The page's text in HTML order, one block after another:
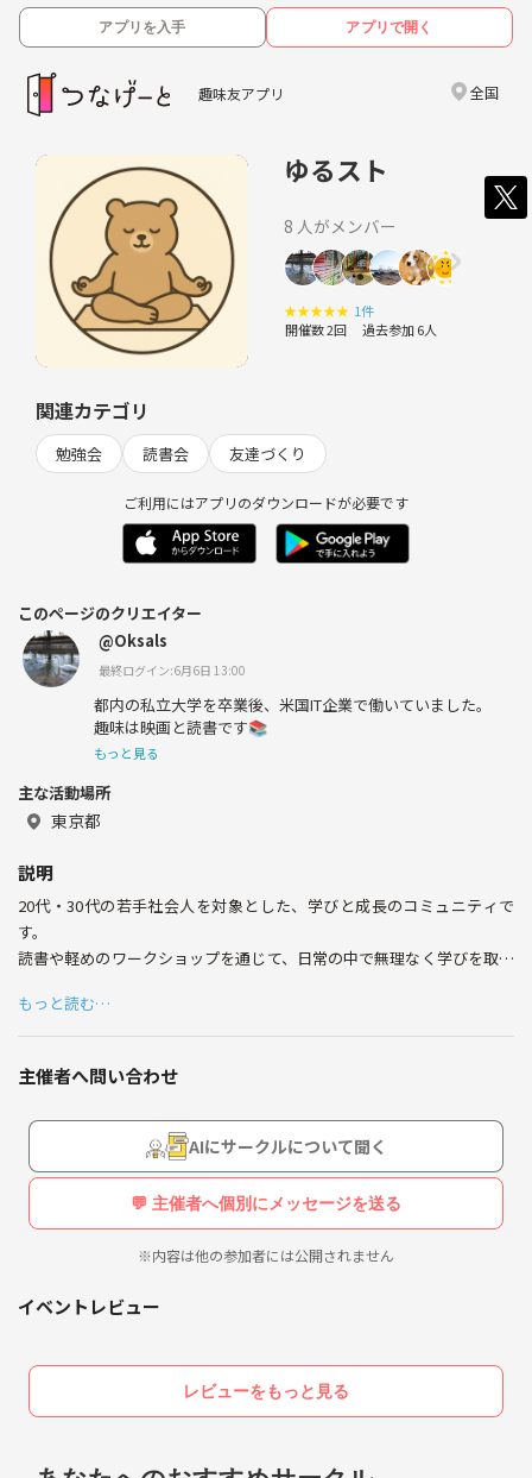
アプリを入手 アプリで開く
趣味友アプリ 全国
ゆるスト
8 人がメンバー
★★★★★ 1件
開催数 2回 過去参加 6人
関連カテゴリ
勉強会 読書会 友達づくり
ご利用にはアプリのダウンロードが必要です
このページのクリエイター
@Oksals
最終ログイン:6月6日 13:00
都内の私立大学を卒業後、米国IT企業で働いていました。
趣味は映画と読書です📚
もっと見る
主な活動場所
東京都
説明
20代・30代の若手社会人を対象とした、学びと成長のコミュニティで
す。
読書や軽めのワークショップを通じて、日常の中で無理なく学びを取り
気軽に継続して参加できる仕組みで、自然な人とのつながりを生み出す
ことを大切にしています。
「ゆるく、でも確かに、前に進む」
そんな仲間と出会える場所です。
もっと読む…
主催者へ問い合わせ
AIにサークルについて聞く
💬 主催者へ個別にメッセージを送る
※内容は他の参加者には公開されません
イベントレビュー
レビューをもっと見る